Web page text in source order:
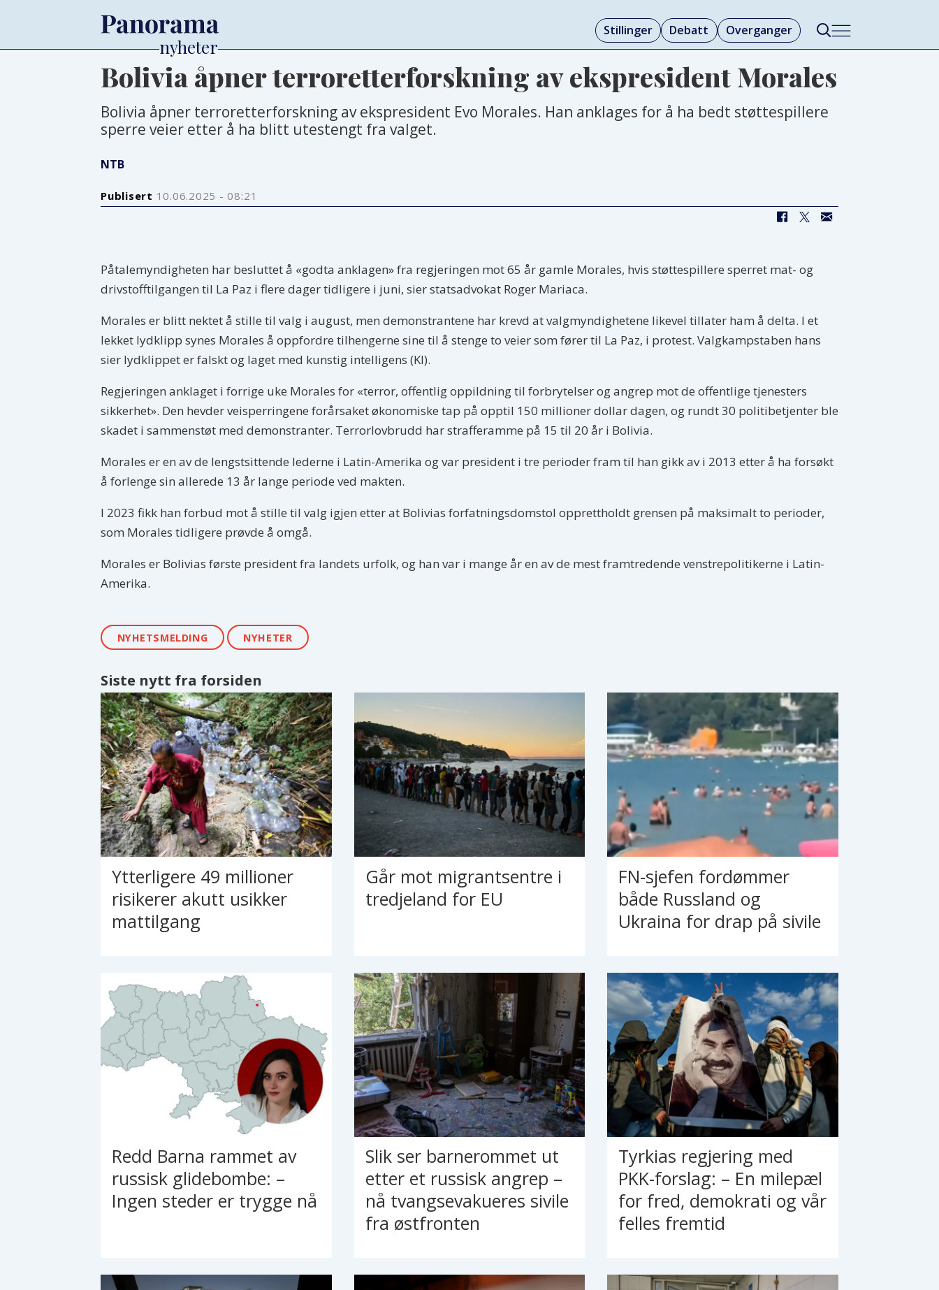
Stillinger Debatt Overganger
Bolivia åpner terroretterforskning av ekspresident Morales
Bolivia åpner terroretterforskning av ekspresident Evo Morales. Han anklages for å ha bedt støttespillere
sperre veier etter å ha blitt utestengt fra valget.
NTB
Publisert 10.06.2025 - 08:21
Påtalemyndigheten har besluttet å «godta anklagen» fra regjeringen mot 65 år gamle Morales, hvis støttespillere sperret mat- og
drivstofftilgangen til La Paz i flere dager tidligere i juni, sier statsadvokat Roger Mariaca.
Morales er blitt nektet å stille til valg i august, men demonstrantene har krevd at valgmyndighetene likevel tillater ham å delta. I et
lekket lydklipp synes Morales å oppfordre tilhengerne sine til å stenge to veier som fører til La Paz, i protest. Valgkampstaben hans
sier lydklippet er falskt og laget med kunstig intelligens (KI).
Regjeringen anklaget i forrige uke Morales for «terror, offentlig oppildning til forbrytelser og angrep mot de offentlige tjenesters
sikkerhet». Den hevder veisperringene forårsaket økonomiske tap på opptil 150 millioner dollar dagen, og rundt 30 politibetjenter ble
skadet i sammenstøt med demonstranter. Terrorlovbrudd har strafferamme på 15 til 20 år i Bolivia.
Morales er en av de lengstsittende lederne i Latin-Amerika og var president i tre perioder fram til han gikk av i 2013 etter å ha forsøkt
å forlenge sin allerede 13 år lange periode ved makten.
I 2023 fikk han forbud mot å stille til valg igjen etter at Bolivias forfatningsdomstol opprettholdt grensen på maksimalt to perioder,
som Morales tidligere prøvde å omgå.
Morales er Bolivias første president fra landets urfolk, og han var i mange år en av de mest framtredende venstrepolitikerne i Latin-
Amerika.
NYHETSMELDING NYHETER
Siste nytt fra forsiden
Ytterligere 49 millioner
risikerer akutt usikker
mattilgang
Går mot migrantsentre i
tredjeland for EU
FN-sjefen fordømmer
både Russland og
Ukraina for drap på sivile
Redd Barna rammet av
russisk glidebombe: –
Ingen steder er trygge nå
Slik ser barnerommet ut
etter et russisk angrep –
nå tvangsevakueres sivile
fra østfronten
Tyrkias regjering med
PKK-forslag: – En milepæl
for fred, demokrati og vår
felles fremtid